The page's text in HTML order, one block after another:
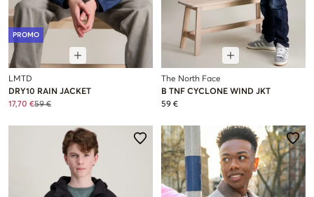
PROMO
LMTD
DRY10 RAIN JACKET
17,70 €59 €
The North Face
B TNF CYCLONE WIND JKT
59 €